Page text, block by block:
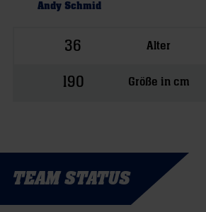
Andy Schmid
36 Alter
190 Größe in cm
TEAM STATUS